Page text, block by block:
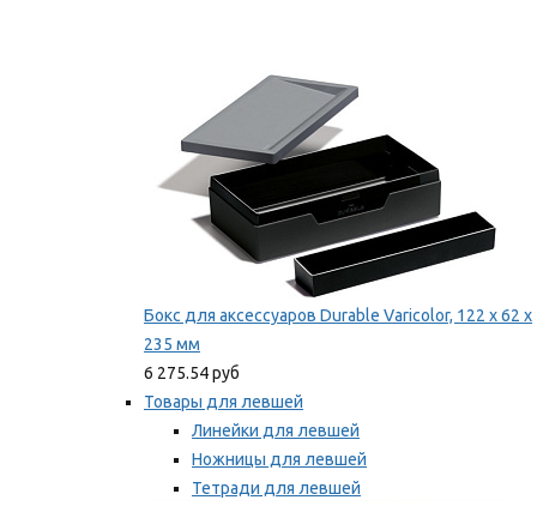
Бокс для аксессуаров Durable Varicolor, 122 x 62 x
235 мм
6 275.54 руб
Товары для левшей
Линейки для левшей
Ножницы для левшей
Тетради для левшей